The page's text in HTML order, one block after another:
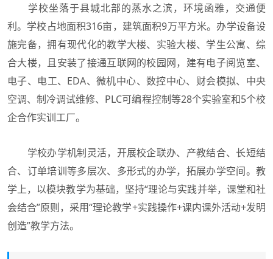
学校坐落于县城北部的蒸水之滨，环境函雅，交通便
利。学校占地面积316亩，建筑面积9万平方米。办学设备设
施完备，拥有现代化的教学大楼、实验大楼、学生公寓、综
合大楼，且安装了接通互联网的校园网，建有电子阅览室、
电子、电工、EDA、微机中心、数控中心、财会模拟、中央
空调、制冷调试维修、PLC可编程控制等28个实验室和5个校
企合作实训工厂。
学校办学机制灵活，开展校企联办、产教结合、长短结
合、订单培训等多层次、多形式的办学，拓展办学空间。教
学上，以模块教学为基础，坚持“理论与实践并举，课堂和社
会结合”原则，采用“理论教学+实践操作+课内课外活动+发明
创造”教学方法。